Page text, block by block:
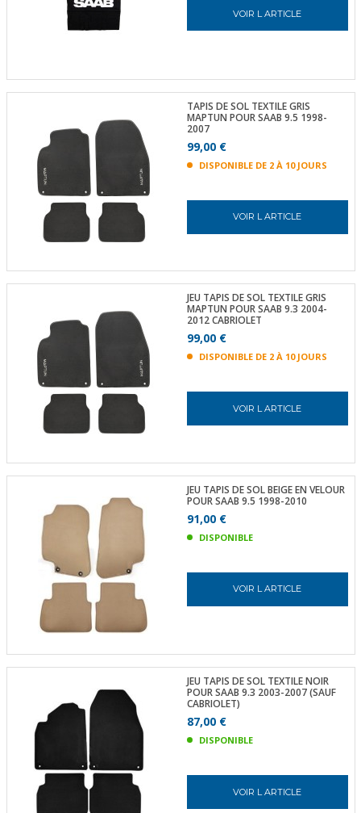
VOIR L ARTICLE
TAPIS DE SOL TEXTILE GRIS
MAPTUN POUR SAAB 9.5 1998-
2007
99,00 €
DISPONIBLE DE 2 À 10 JOURS
VOIR L ARTICLE
JEU TAPIS DE SOL TEXTILE GRIS
MAPTUN POUR SAAB 9.3 2004-
2012 CABRIOLET
99,00 €
DISPONIBLE DE 2 À 10 JOURS
VOIR L ARTICLE
JEU TAPIS DE SOL BEIGE EN VELOUR
POUR SAAB 9.5 1998-2010
91,00 €
DISPONIBLE
VOIR L ARTICLE
JEU TAPIS DE SOL TEXTILE NOIR
POUR SAAB 9.3 2003-2007 (SAUF
CABRIOLET)
87,00 €
DISPONIBLE
VOIR L ARTICLE